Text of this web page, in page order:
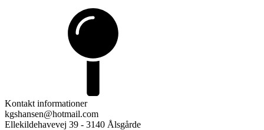
Kontakt informationer
kgshansen@hotmail.com
Ellekildehavevej 39 - 3140 Ålsgårde